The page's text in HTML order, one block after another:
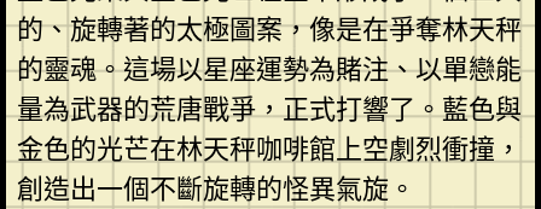
的、旋轉著的太極圖案，像是在爭奪林天秤
的靈魂。這場以星座運勢為賭注、以單戀能
量為武器的荒唐戰爭，正式打響了。藍色與
金色的光芒在林天秤咖啡館上空劇烈衝撞，
創造出一個不斷旋轉的怪異氣旋。